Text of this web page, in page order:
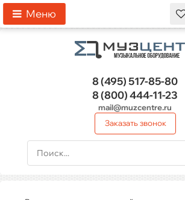
Меню
8 (495)517-85-80
8 (800)444-11-23
mail@muzcentre.ru
Заказать звонок